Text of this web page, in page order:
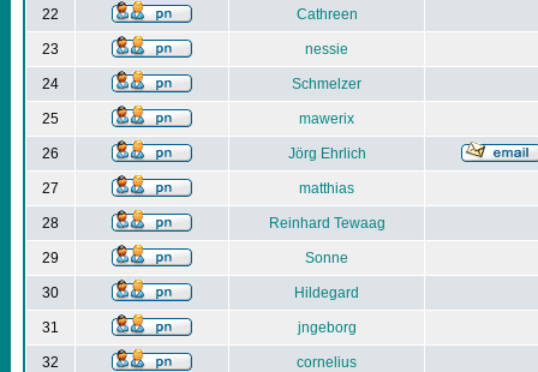
22 Cathreen
23 nessie
24 Schmelzer
25 mawerix
26 Jörg Ehrlich
27 matthias
28 Reinhard Tewaag
29 Sonne
30 Hildegard
31 jngeborg
32 cornelius